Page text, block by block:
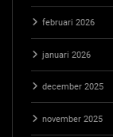
februari 2026
januari 2026
december 2025
november 2025